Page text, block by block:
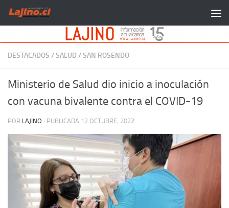
Saltar al contenido
DESTACADOS /SALUD /SAN ROSENDO
Ministerio de Salud dio inicio a inoculación
con vacuna bivalente contra el COVID-19
POR LAJINO · PUBLICADA 12 OCTUBRE, 2022